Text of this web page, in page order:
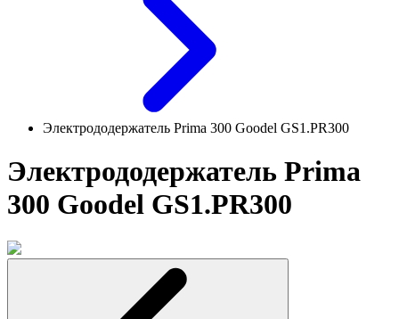
Электрододержатель Prima 300 Goodel GS1.PR300
Электрододержатель Prima
300 Goodel GS1.PR300